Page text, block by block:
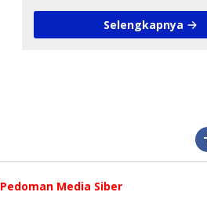
Selengkapnya
Pedoman Media Siber